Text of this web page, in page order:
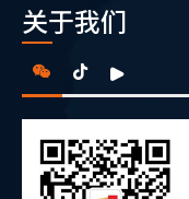
关于我们